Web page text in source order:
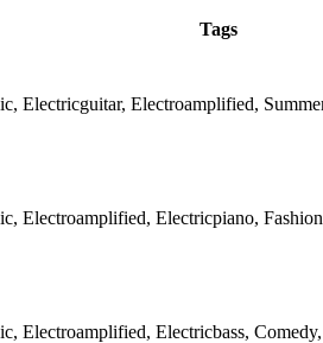
Tags
Electricguitar, Electroamplified,
Electroamplified, Electricpiano,
Electroamplified, Electricbass,